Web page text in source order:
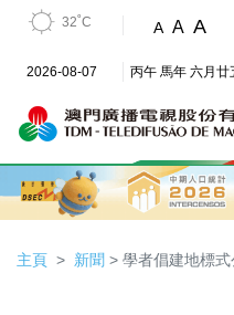
32˚C A A A
2026-08-07 丙午 馬年 六月廿
主頁 新聞 > 學者倡建地標